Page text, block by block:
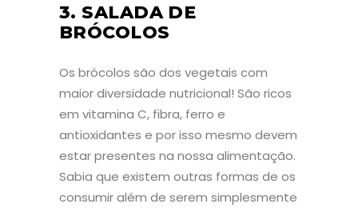
3. SALADA DE
BRÓCOLOS
Os brócolos são dos vegetais com
maior diversidade nutricional! São ricos
em vitamina C, fibra, ferro e
antioxidantes e por isso mesmo devem
estar presentes na nossa alimentação.
Sabia que existem outras formas de os
consumir além de serem simplesmente